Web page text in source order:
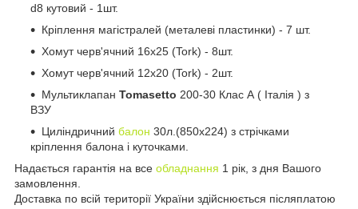
d8 кутовий - 1шт.
Кріплення магістралей (металеві пластинки) - 7 шт.
Хомут черв'ячний 16х25 (Tork) - 8шт.
Хомут черв'ячний 12х20 (Tork) - 2шт.
Мультиклапан Tomasetto 200-30 Клас А ( Італія ) з
ВЗУ
Циліндричний балон 30л.(850х224) з стрічками
кріплення балона і куточками.
Надається гарантія на все обладнання 1 рік, з дня Вашого
замовлення.
Доставка по всій території України здійснюється післяплатою